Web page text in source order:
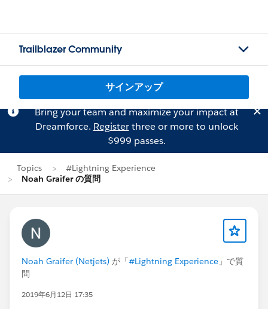
Trailblazer Community
サインアップ
Bring your team and maximize your impact at
Dreamforce. Registerthree or more to unlock
$999 passes.
Topics
#Lightning Experience
Noah Graifer の質問
Noah Graifer (Netjets) が「#Lightning Experience 」で質
問
2019年6月12日 17:35